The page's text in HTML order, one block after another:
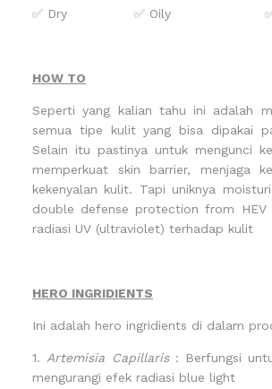
✅ Dry ✅ Oily
HOW TO
Seperti yang kalian tahu ini adalah
semua tipe kulit yang bisa dipakai
Selain itu pastinya untuk mengunci
memperkuat skin barrier, menjaga
kekenyalan kulit. Tapi uniknya
double defense protection from HEV
radiasi UV (ultraviolet) terhadap kulit
HERO INGRIDIENTS
Ini adalah hero ingridients di dalam
1.Artemisia Capillaris: Berfungsi
mengurangi efek radiasi blue light